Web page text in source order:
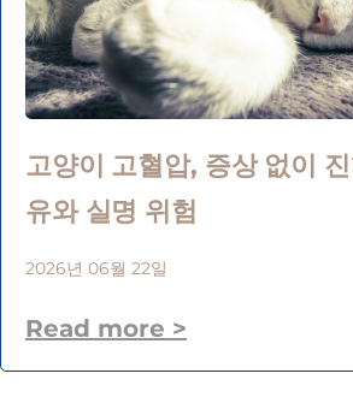
고양이 고혈압, 증상 없이
유와 실명 위험
2026년 06월 22일
Read more >